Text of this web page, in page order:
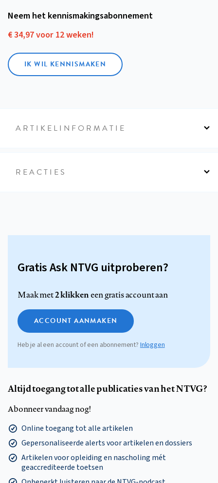
Neem het kennismakings­abonnement
€ 34,97 voor 12 weken!
IK WIL KENNISMAKEN
ARTIKELINFORMATIE
REACTIES
Gratis Ask NTVG uitproberen?
Maak met2 klikkeneen gratis account aan
ACCOUNT AANMAKEN
Heb je al een account of een abonnement?Inloggen
Altijd toegang tot alle publicaties van het NTVG?
Abonneer vandaag nog!
Online toegang tot alle artikelen
Gepersonaliseerde alerts voor artikelen en dossiers
Artikelen voor opleiding en nascholing mét
geaccrediteerde toetsen